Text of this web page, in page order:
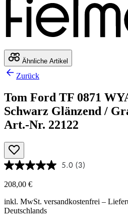
Ähnliche Artikel
Zurück
Tom Ford TF 0871
Schwarz Glänzend /
Art.-Nr. 22122
5.0 (3)
208,00 €
inkl. MwSt. versandkostenfrei –
Deutschlands